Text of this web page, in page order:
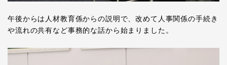
午後からは人材教育係からの説明で、改めて人事関係の手続き
や流れの共有など事務的な話から始まりました。